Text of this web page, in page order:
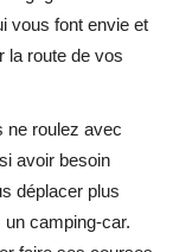
vous font envie et
la route de vos
ne roulez avec
avoir besoin
déplacer plus
camping-car.